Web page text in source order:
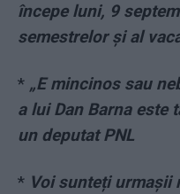
începe luni, 9
semestrelor și al
* „E mincinos sau
a lui Dan Barna este
un deputat PNL
* Voi sunteți urmașii